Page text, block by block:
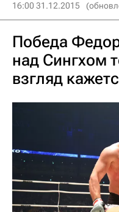
16:00 31.12.2015
Победа
над Сингхом
взгляд